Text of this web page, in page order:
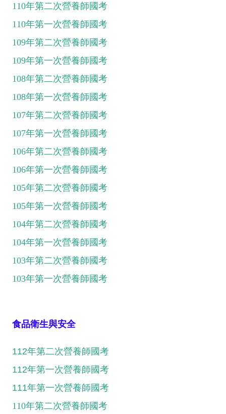
110年第二次營養師國考
110年第一次營養師國考
109年第二次營養師國考
109年第一次營養師國考
108年第二次營養師國考
108年第一次營養師國考
107年第二次營養師國考
107年第一次營養師國考
106年第二次營養師國考
106年第一次營養師國考
105年第二次營養師國考
105年第一次營養師國考
104年第二次營養師國考
104年第一次營養師國考
103年第二次營養師國考
103年第一次營養師國考
食品衛生與安全
112年第二次營養師國考
112年第一次營養師國考
111年第一次營養師國考
110年第二次營養師國考